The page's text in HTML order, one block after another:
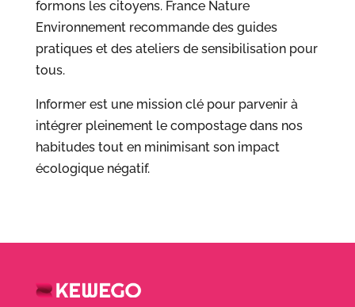
formons les citoyens. France Nature
Environnement recommande des guides
pratiques et des ateliers de sensibilisation pour
tous.
Informer est une mission clé pour parvenir à
intégrer pleinement le compostage dans nos
habitudes tout en minimisant son impact
écologique négatif.